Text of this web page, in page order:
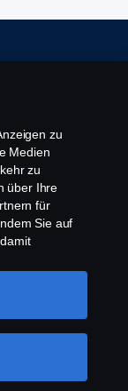
zu
Medien
zu
über Ihre
für
Sie auf
Ihre
"Cookie-
durch